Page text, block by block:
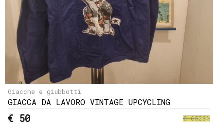
Giacche e giubbotti
GIACCA DA LAVORO VINTAGE UPCYCLING
€ 50 € 6523%